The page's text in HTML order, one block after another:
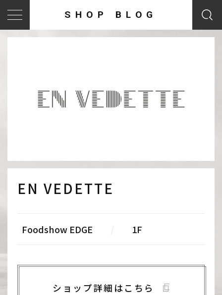
SHOP BLOG
EN VEDETTE
Foodshow EDGE 1F
ショップ詳細はこちら